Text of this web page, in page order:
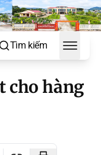
Tìm kiếm
Toggle
cho hàng